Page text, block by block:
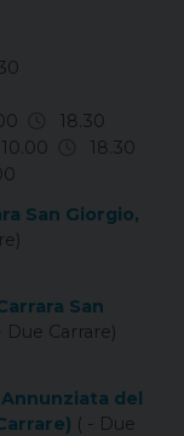
18.30
10.00
18.30
San Giorgio,
San
Due Carrare)
del
( - Due